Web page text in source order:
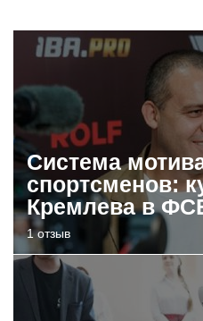
Система
спортсменов:
Кремлева в
1 отзыв